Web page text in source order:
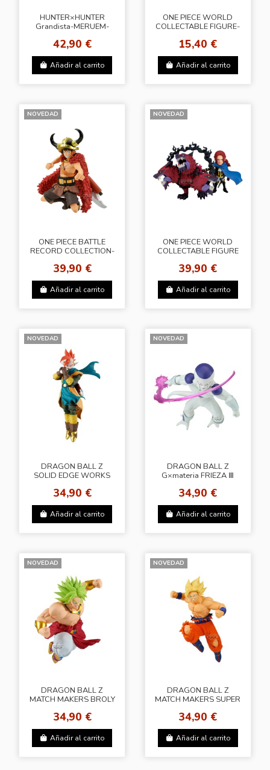
HUNTER×HUNTER
Grandista-MERUEM-
42,90 €
Añadir al carrito
ONE PIECE WORLD
COLLECTABLE FIGURE-
15,40 €
Añadir al carrito
NOVEDAD
ONE PIECE BATTLE
RECORD COLLECTION-
39,90 €
Añadir al carrito
NOVEDAD
ONE PIECE WORLD
COLLECTABLE FIGURE
Shamrock
39,90 €
Añadir al carrito
NOVEDAD
DRAGON BALL Z
SOLID EDGE WORKS
34,90 €
Añadir al carrito
NOVEDAD
DRAGON BALL Z
G×materia FRIEZA Ⅲ
34,90 €
Añadir al carrito
NOVEDAD
DRAGON BALL Z
MATCH MAKERS BROLY
34,90 €
Añadir al carrito
NOVEDAD
DRAGON BALL Z
MATCH MAKERS SUPER
BROLY)
34,90 €
Añadir al carrito